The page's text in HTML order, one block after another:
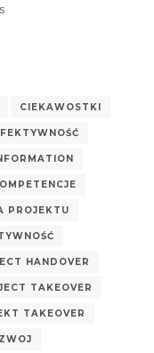
CIEKAWOSTKI
PROJEKTU
HANDOVER
TAKEOVER
TAKEOVER